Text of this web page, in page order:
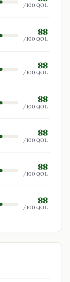
/100 QOL
88
/100 QOL
88
/100 QOL
88
/100 QOL
88
/100 QOL
88
/100 QOL
88
/100 QOL